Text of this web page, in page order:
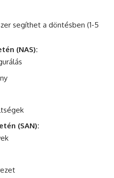
segíthet a döntésben (1-5
(NAS):
(SAN):